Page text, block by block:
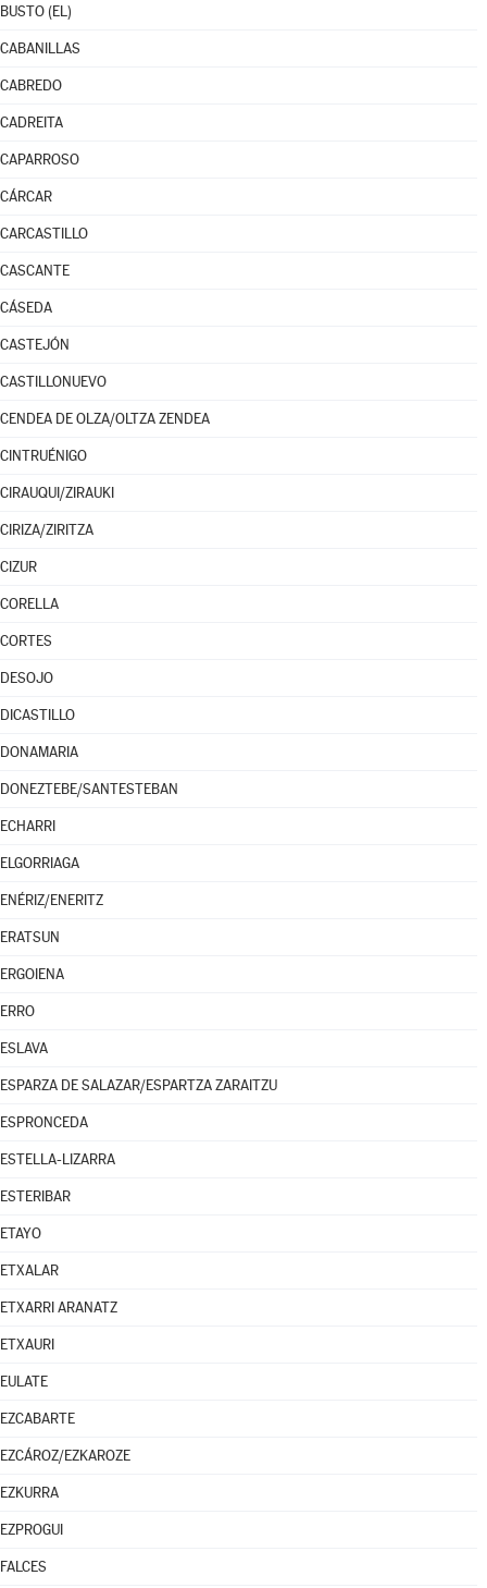
BUSTO (EL)
CABANILLAS
CABREDO
CADREITA
CAPARROSO
CÁRCAR
CARCASTILLO
CASCANTE
CÁSEDA
CASTEJÓN
CASTILLONUEVO
CENDEA DE OLZA/OLTZA ZENDEA
CINTRUÉNIGO
CIRAUQUI/ZIRAUKI
CIRIZA/ZIRITZA
CIZUR
CORELLA
CORTES
DESOJO
DICASTILLO
DONAMARIA
DONEZTEBE/SANTESTEBAN
ECHARRI
ELGORRIAGA
ENÉRIZ/ENERITZ
ERATSUN
ERGOIENA
ERRO
ESLAVA
ESPARZA DE SALAZAR/ESPARTZA ZARAITZU
ESPRONCEDA
ESTELLA-LIZARRA
ESTERIBAR
ETAYO
ETXALAR
ETXARRI ARANATZ
ETXAURI
EULATE
EZCABARTE
EZCÁROZ/EZKAROZE
EZKURRA
EZPROGUI
FALCES